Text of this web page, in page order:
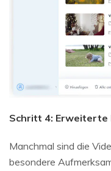
Schritt 4:
Manchmal sind die
besondere